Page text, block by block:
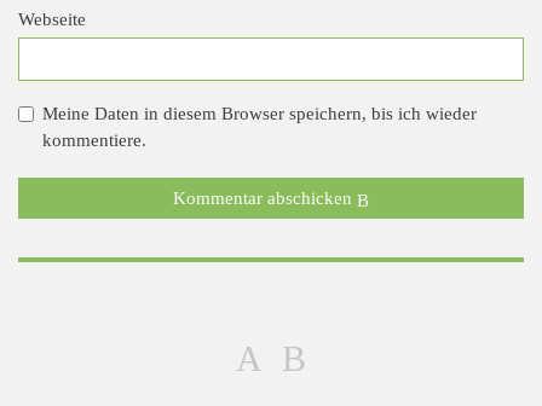
Webseite
Meine Daten in diesem Browser speichern, bis ich wieder
kommentiere.
Kommentar abschicken